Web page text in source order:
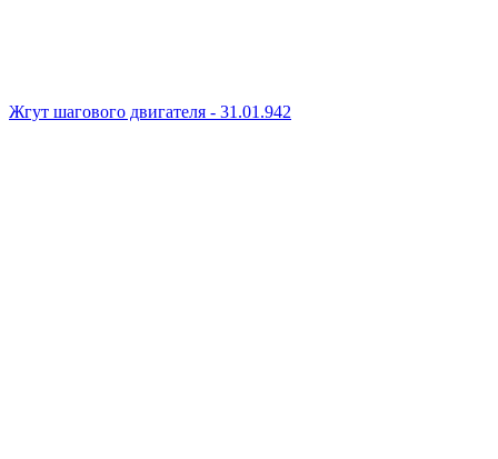
Жгут шагового двигателя - 31.01.942